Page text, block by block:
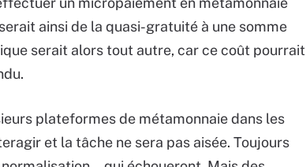
ainsi de la quasi-gratuité à une somme
serait alors tout autre, car ce coût pourrait
plateformes de métamonnaie dans les
et la tâche ne sera pas aisée. Toujours